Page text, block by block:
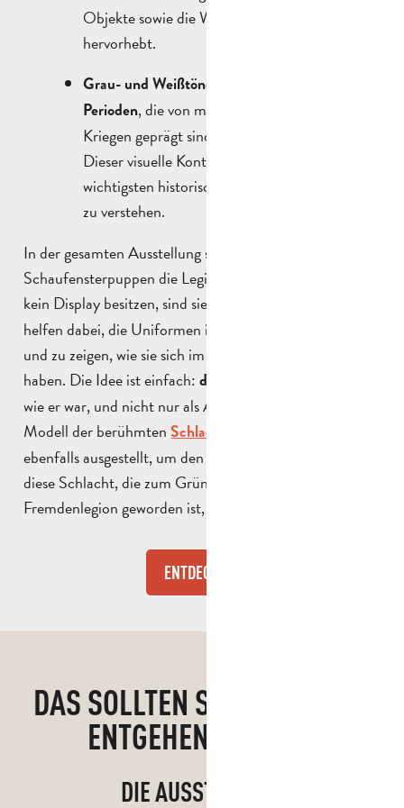
Objekte sowie die Werke des 19. Jahrhunderts
hervorhebt.
Grau- und Weißtöne stehen für die jüngeren
Perioden, die von modernen und industriellen
Kriegen geprägt sind.
Dieser visuelle Kontrast hilft uns, die
wichtigsten historischen Entwicklungen besser
zu verstehen.
In der gesamten Ausstellung stellen
Schaufensterpuppen die Legionäre in Aktion dar. Da sie
kein Display besitzen, sind sie
helfen dabei, die Uniformen in einen Kontext zu setzen
und zu zeigen, wie sie sich im Laufe der Jahre verändert
haben. Die Idee ist einfach:den Soldaten
wie er war, und nicht nur als Ausstellungsstück. Ein
Modell der berühmtenSchlacht von Camerone
ebenfalls ausgestellt, um den Besuchern zu zeigen, wie
diese Schlacht, die zum Gründungsmythos der
Fremdenlegion geworden ist, ausgefochten wurde.
ENTDECKE
DAS SOLLTEN SIE SICH NICHT
ENTGEHEN LASSEN!
DIE AUSSTELLUNG